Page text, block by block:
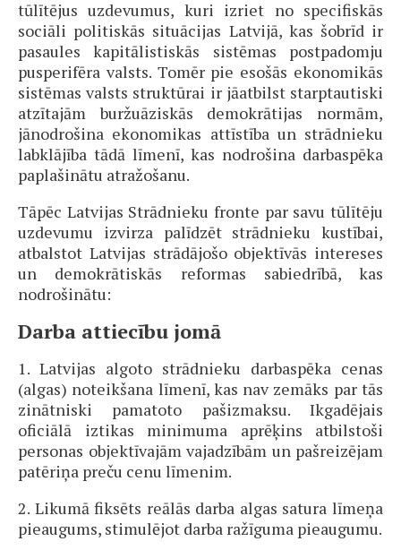
tūlītējus uzdevumus, kuri izriet no specifiskās
sociāli politiskās situācijas Latvijā, kas šobrīd ir
pasaules kapitālistiskās sistēmas postpadomju
pusperifēra valsts. Tomēr pie esošās ekonomikās
sistēmas valsts struktūrai ir jāatbilst starptautiski
atzītajām buržuāziskās demokrātijas normām,
jānodrošina ekonomikas attīstība un strādnieku
labklājība tādā līmenī, kas nodrošina darbaspēka
paplašinātu atražošanu.
Tāpēc Latvijas Strādnieku fronte par savu tūlītēju
uzdevumu izvirza palīdzēt strādnieku kustībai,
atbalstot Latvijas strādājošo objektīvās intereses
un demokrātiskās reformas sabiedrībā, kas
nodrošinātu:
Darba attiecību jomā
1. Latvijas algoto strādnieku darbaspēka cenas
(algas) noteikšana līmenī, kas nav zemāks par tās
zinātniski pamatoto pašizmaksu. Ikgadējais
oficiālā iztikas minimuma aprēķins atbilstoši
personas objektīvajām vajadzībām un pašreizējam
patēriņa preču cenu līmenim.
2. Likumā fiksēts reālās darba algas satura līmeņa
pieaugums, stimulējot darba ražīguma pieaugumu.